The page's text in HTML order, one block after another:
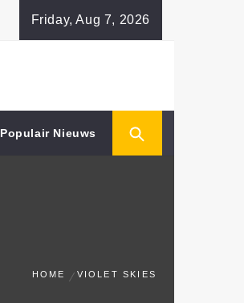
Friday, Aug 7, 2026
Populair Nieuws
HOME VIOLET SKIES